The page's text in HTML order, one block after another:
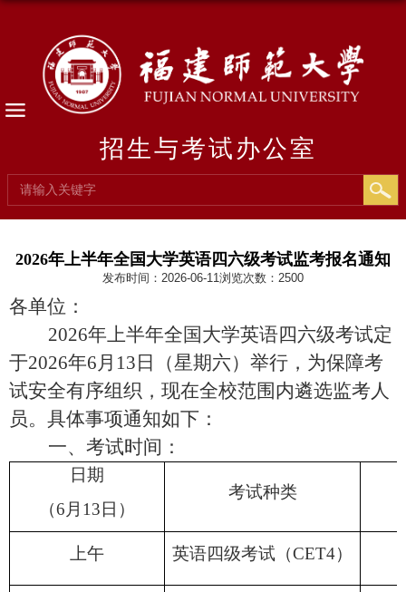
招生与考试办公室
2026年上半年全国大学英语四六级考试监考报名通知
发布时间：2026-06-11浏览次数： 2500
各单位：
2026年上半年全国大学英语四六级考试定
于2026年6月13日（星期六）举行，为保障考
试安全有序组织，现在全校范围内遴选监考人
员。具体事项通知如下：
一、考试时间：
日期
（6 月 13日）
考试种类
上午 英语四级考试（CET4）